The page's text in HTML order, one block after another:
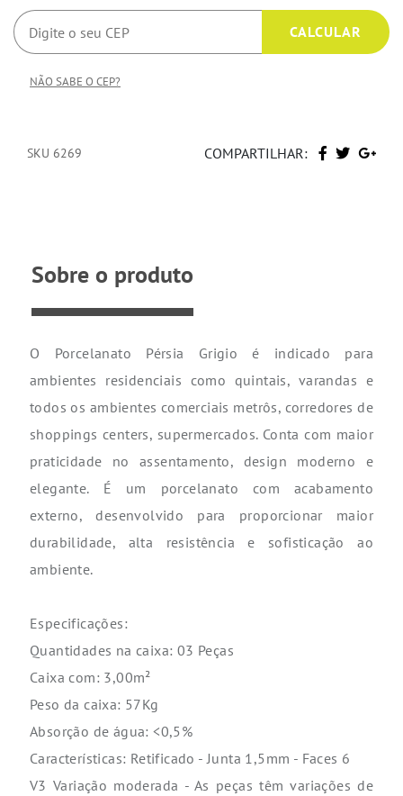
NÃO SABE O CEP?
SKU 6269 COMPARTILHAR:
Sobre o produto
O Porcelanato Pérsia Grigio é indicado para
ambientes residenciais como quintais, varandas e
todos os ambientes comerciais metrôs, corredores de
shoppings centers, supermercados. Conta com maior
praticidade no assentamento, design moderno e
elegante. É um porcelanato com acabamento
externo, desenvolvido para proporcionar maior
durabilidade, alta resistência e sofisticação ao
ambiente.
Especificações:
Quantidades na caixa: 03 Peças
Caixa com: 3,00m²
Peso da caixa: 57Kg
Absorção de água: <0,5%
Características: Retificado - Junta 1,5mm - Faces 6
V3 Variação moderada - As peças têm variações de